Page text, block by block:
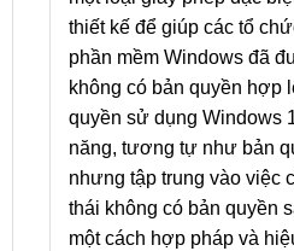
thiết kế để giúp các tổ
phần mềm Windows đã
không có bản quyền hợp
quyền sử dụng Windows
năng, tương tự như bản
nhưng tập trung vào việc
thái không có bản quyền
một cách hợp pháp và